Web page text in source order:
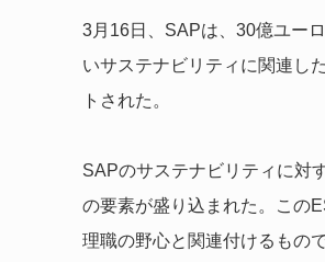
3月16日、SAPは、30億ユー
いサステナビリティに関連し
トされた。
SAPのサステナビリティに対
の要素が盛り込まれた。この
理職の野心と関連付けるもので